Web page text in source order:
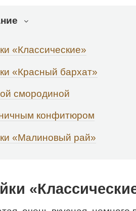
«Классические»
«Красный бархат»
смородиной
конфитюром
«Малиновый рай»